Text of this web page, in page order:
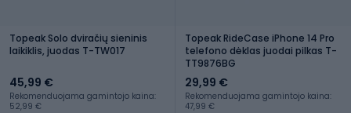
Topeak Solo dviračių sieninis
laikiklis, juodas T-TW017
45,99 €
Rekomenduojama gamintojo kaina:
52,99 €
Topeak RideCase iPhone 14 Pro
telefono dėklas juodai pilkas T-
TT9876BG
29,99 €
Rekomenduojama gamintojo kaina:
47,99 €